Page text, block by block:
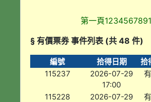
第一頁123456789
§ 有價票券 事件列表 (共 48 件)
編號 拾得日期 拾
115237
2026-07-29
17:00
115228
2026-07-29